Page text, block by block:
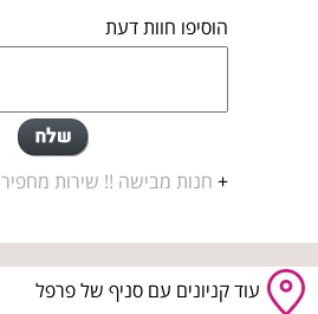
הוסיפו חוות דעת
+ חנות מבישה !! שירות מחפיר
עוד קניונים עם סניף של פרפל